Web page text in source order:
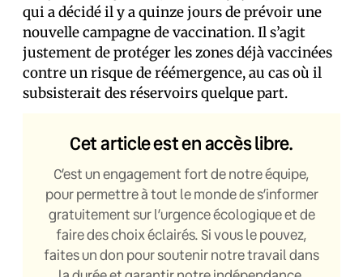
qui a décidé il y a quinze jours de prévoir une
nouvelle campagne de vaccination. Il s’agit
justement de protéger les zones déjà vaccinées
contre un risque de réémergence, au cas où il
subsisterait des réservoirs quelque part.
Cet article est en accès libre.
C’est un engagement fort de notre équipe,
pour permettre à tout le monde de s’informer
gratuitement sur l’urgence écologique et de
faire des choix éclairés. Si vous le pouvez,
faites un don pour soutenir notre travail dans